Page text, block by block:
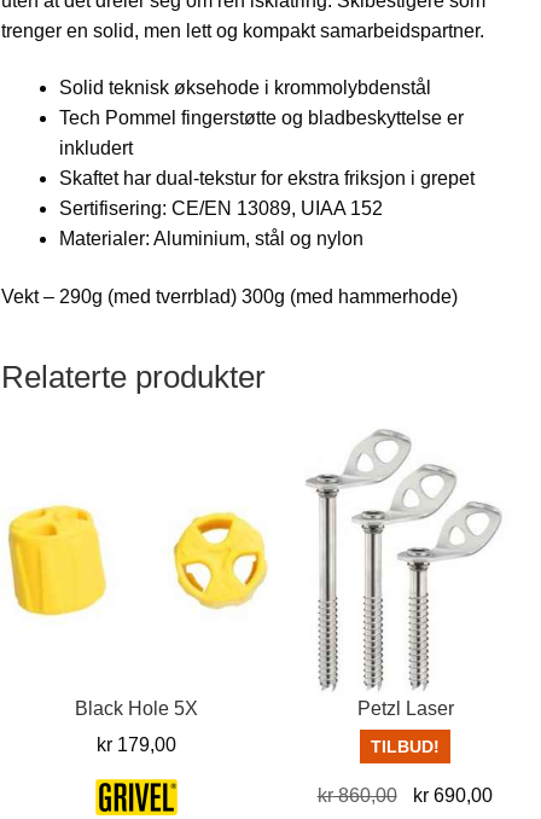
trenger en solid, men lett og kompakt samarbeidspartner.
Solid teknisk øksehode i krommolybdenstål
Tech Pommel fingerstøtte og bladbeskyttelse er
inkludert
Skaftet har dual-tekstur for ekstra friksjon i grepet
Sertifisering: CE/EN 13089, UIAA 152
Materialer: Aluminium, stål og nylon
Vekt – 290g (med tverrblad) 300g (med hammerhode)
Relaterte produkter
Black Hole 5X
kr179,00
Petzl Laser
TILBUD!
kr860,00
Opprinnelig
kr 690,00